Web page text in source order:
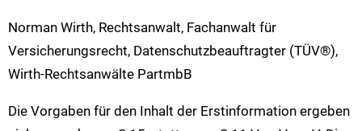
Norman Wirth, Rechtsanwalt, Fachanwalt für
Versicherungsrecht, Datenschutzbeauftragter (TÜV®),
Wirth-Rechtsanwälte PartmbB
Die Vorgaben für den Inhalt der Erstinformation ergeben